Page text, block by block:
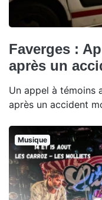
Faverges :
après un
Un appel à témoins
après un accident
Musique